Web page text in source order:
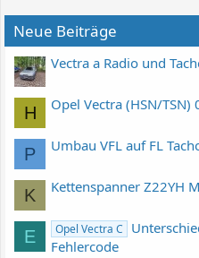
Neue Beiträge
Vectra a Radio und
H Opel Vectra (HSN/TSN)
P Umbau VFL auf FL
K Kettenspanner Z22YH
E Opel Vectra C
Fehlercode